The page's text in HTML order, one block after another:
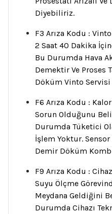
Diyebiliriz.
F3 Arıza Kodu :
2 Saat 40 Dakika
Bu Durumda Hava
Demektir Ve Proses
Döküm Vinto
F6 Arıza Kodu :
Sorun Olduğunu
Durumda Tüketici
İşlem Yoktur.
Demir Döküm Kombi
F9 Arıza Kodu :
Suyu Ölçme
Meydana Geldiğini
Durumda Cihazı